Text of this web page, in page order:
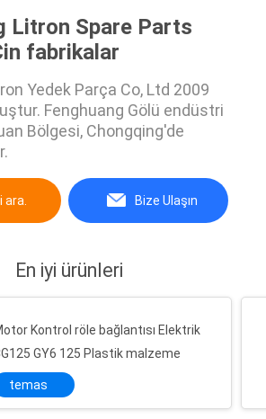
Litron Spare Parts
fabrikalar
Yedek Parça Co, Ltd 2009
Fenghuang Gölü endüstri
Bölgesi, Chongqing'de
ara. Bize Ulaşın
En iyi ürünleri
Kontrol röle bağlantısı Elektrik
GY6 125 Plastik malzeme
temas